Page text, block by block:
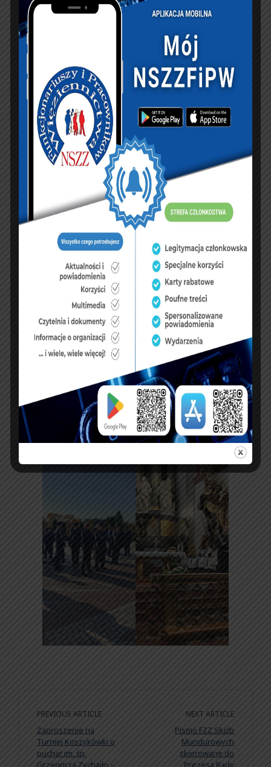
PREVIOUS ARTICLE
Zaproszenie na
Turniej Koszykówki o
puchar im. śp.
Grzegorza Zychajło –
NEXT ARTICLE
Pismo FZZ Służb
Mundurowych
skierowane do
Prezesa Rady